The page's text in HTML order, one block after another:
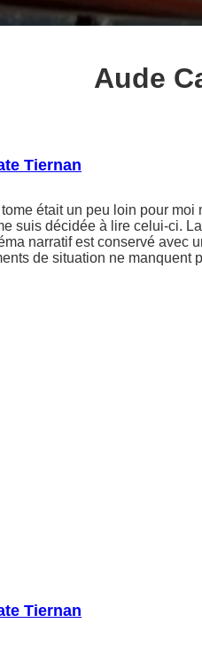
Aude
Tiernan
était un peu loin pour moi
suis décidée à lire celui-ci.
narratif est conservé avec
de situation ne manquent
Tiernan